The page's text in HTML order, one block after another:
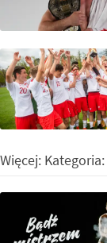
Więcej: Kategoria: